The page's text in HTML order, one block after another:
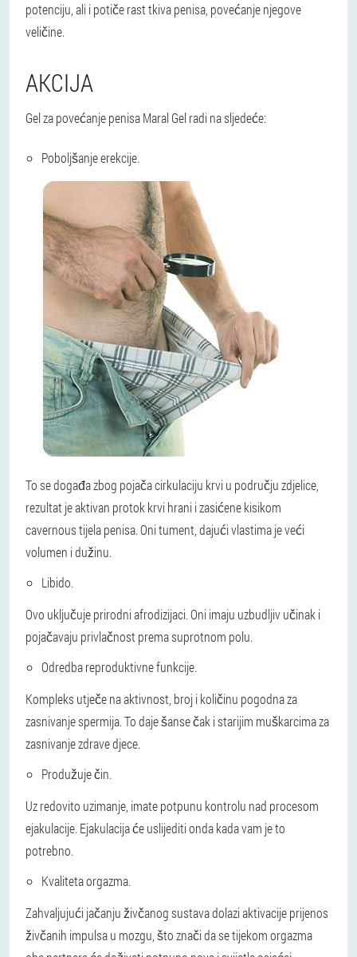
potenciju, ali i potiče rast tkiva penisa, povećanje njegove
veličine.
AKCIJA
Gel za povećanje penisa Maral Gel radi na sljedeće:
Poboljšanje erekcije.
To se događa zbog pojača cirkulaciju krvi u području zdjelice,
rezultat je aktivan protok krvi hrani i zasićene kisikom
cavernous tijela penisa. Oni tument, dajući vlastima je veći
volumen i dužinu.
Libido.
Ovo uključuje prirodni afrodizijaci. Oni imaju uzbudljiv učinak i
pojačavaju privlačnost prema suprotnom polu.
Odredba reproduktivne funkcije.
Kompleks utječe na aktivnost, broj i količinu pogodna za
zasnivanje spermija. To daje šanse čak i starijim muškarcima za
zasnivanje zdrave djece.
Produžuje čin.
Uz redovito uzimanje, imate potpunu kontrolu nad procesom
ejakulacije. Ejakulacija će uslijediti onda kada vam je to
potrebno.
Kvaliteta orgazma.
Zahvaljujući jačanju živčanog sustava dolazi aktivacije prijenos
živčanih impulsa u mozgu, što znači da se tijekom orgazma